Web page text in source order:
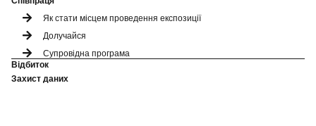
Як стати місцем проведення експозиції
Долучайся
Супровідна програма
Відбиток
Захист даних